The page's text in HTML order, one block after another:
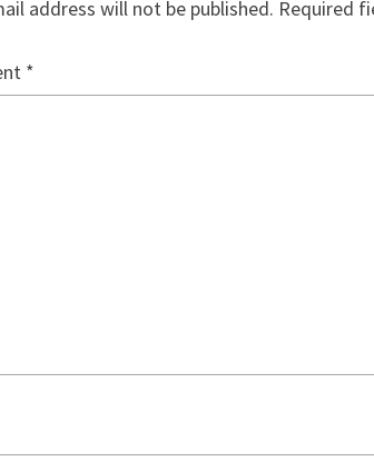
address will not be published. Required
*